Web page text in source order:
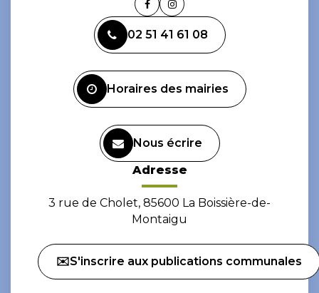
Lien
le
compte
Lien
le
compte
02 51 41 61 08
Horaires des mairies
Nous écrire
Adresse
3 rue de Cholet, 85600 La Boissière-de-
Montaigu
✉️S'inscrire aux publications communales